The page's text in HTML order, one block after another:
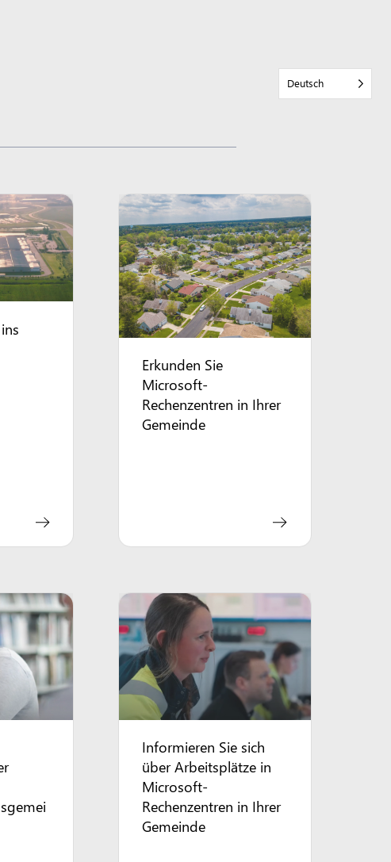
Deutsch
Erkunden Sie
Microsoft-
Rechenzentren in Ihrer
Gemeinde
Informieren Sie sich
über Arbeitsplätze in
Microsoft-
Rechenzentren in Ihrer
Gemeinde